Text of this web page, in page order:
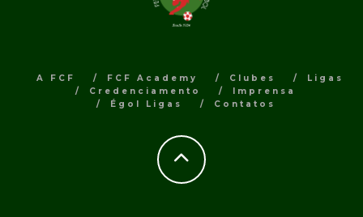
A FCF FCF Academy Clubes
Ligas
Credenciamento
Imprensa
Égol Ligas
Contatos